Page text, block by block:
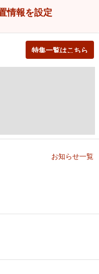
情報を設定
特集一覧はこちら
お知らせ一覧